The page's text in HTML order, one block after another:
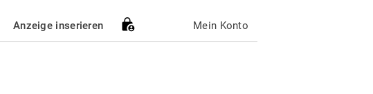
Anzeige inserieren Mein Konto